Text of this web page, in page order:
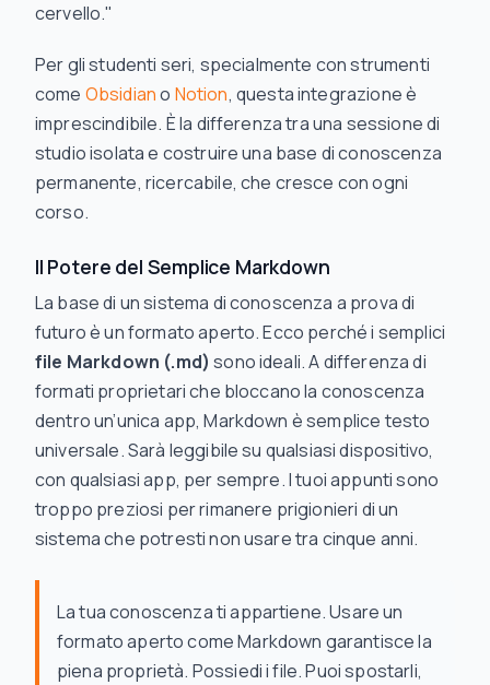
cervello."
Per gli studenti seri, specialmente con strumenti
come Obsidiano Notion, questa integrazione è
imprescindibile. È la differenza tra una sessione di
studio isolata e costruire una base di conoscenza
permanente, ricercabile, che cresce con ogni
corso.
Il Potere del Semplice Markdown
La base di un sistema di conoscenza a prova di
futuro è un formato aperto. Ecco perché i semplici
file Markdown (.md) sono ideali. A differenza di
formati proprietari che bloccano la conoscenza
dentro un’unica app, Markdown è semplice testo
universale. Sarà leggibile su qualsiasi dispositivo,
con qualsiasi app, per sempre. I tuoi appunti sono
troppo preziosi per rimanere prigionieri di un
sistema che potresti non usare tra cinque anni.
La tua conoscenza ti appartiene. Usare un
formato aperto come Markdown garantisce la
piena proprietà. Possiedi i file. Puoi spostarli,